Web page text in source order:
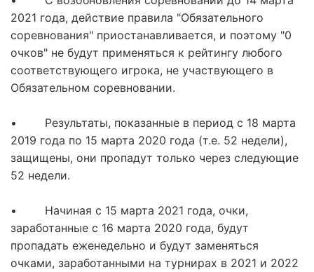
2021 года, действие правила "Обязательного
соревнования" приостанавливается, и поэтому "0
очков" не будут применяться к рейтингу любого
соответствующего игрока, не участвующего в
Обязательном соревновании.
• Результаты, показанные в период с 18 марта
2019 года по 15 марта 2020 года (т.е. 52 недели),
защищены, они пропадут только через следующие
52 недели.
• Начиная с 15 марта 2021 года, очки,
заработанные с 16 марта 2020 года, будут
пропадать еженедельно и будут заменяться
очками, заработанными на турнирах в 2021 и 2022